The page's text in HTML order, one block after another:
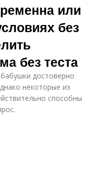
или
без
без теста
достоверно
некоторые из
способны